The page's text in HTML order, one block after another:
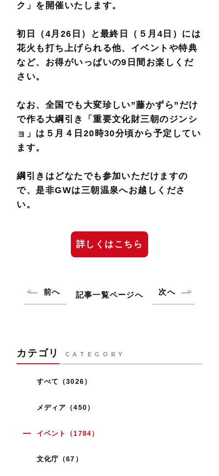
ク」を開催いたします。
初日（4月26日）と最終日（５月4日）には
花火も打ち上げられる他、イベントや特典
など、お得がいっぱいの9日間お楽しくだ
さい。
なお、全国でも大変珍しい”藤かずら”だけ
で作る大綱引き「重要文化財三朝のジンシ
ョ」は５月４日20時30分頃から予定してい
ます。
綱引きはどなたでも参加いただけますの
で、是非GWは三朝温泉へお越しくださ
い。
詳しくはこちら
前へ 記事一覧ページへ 次へ
カテゴリ CATEGORY
すべて（3026）
メディア（450）
イベント（1784）
文化庁（67）